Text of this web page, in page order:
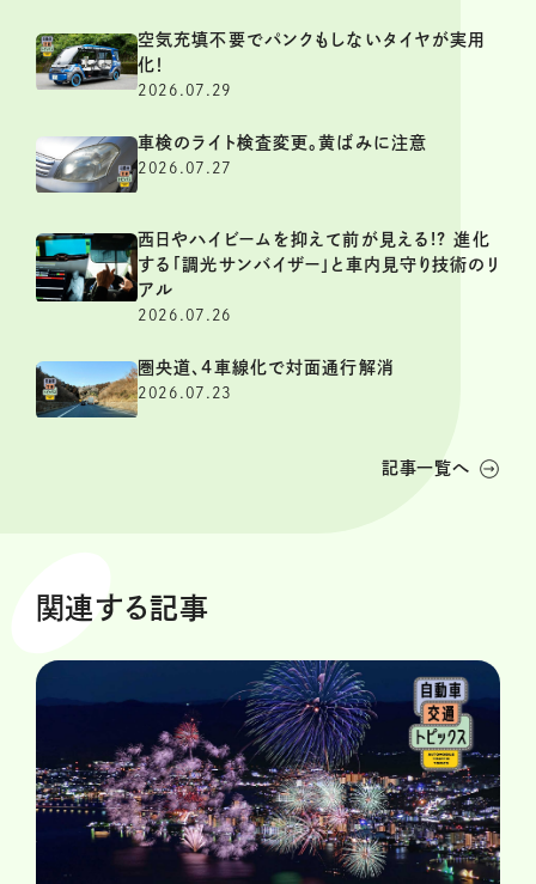
空気充填不要でパンクもしないタイヤが実用
化！
2026.07.29
車検のライト検査変更。黄ばみに注意
2026.07.27
西日やハイビームを抑えて前が見える!? 進化
する「調光サンバイザー」と車内見守り技術のリ
アル
2026.07.26
圏央道、4車線化で対面通行解消
2026.07.23
記事一覧へ
関連する記事